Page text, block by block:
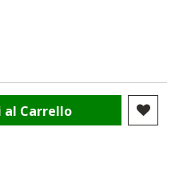
al Carrello